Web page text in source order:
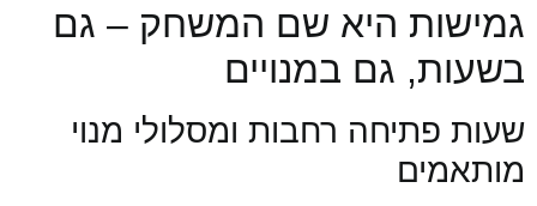
גמישות היא שם המשחק – גם
בשעות, גם במנויים
שעות פתיחה רחבות ומסלולי מנוי
מותאמים